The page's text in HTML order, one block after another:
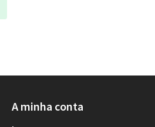
A minha conta